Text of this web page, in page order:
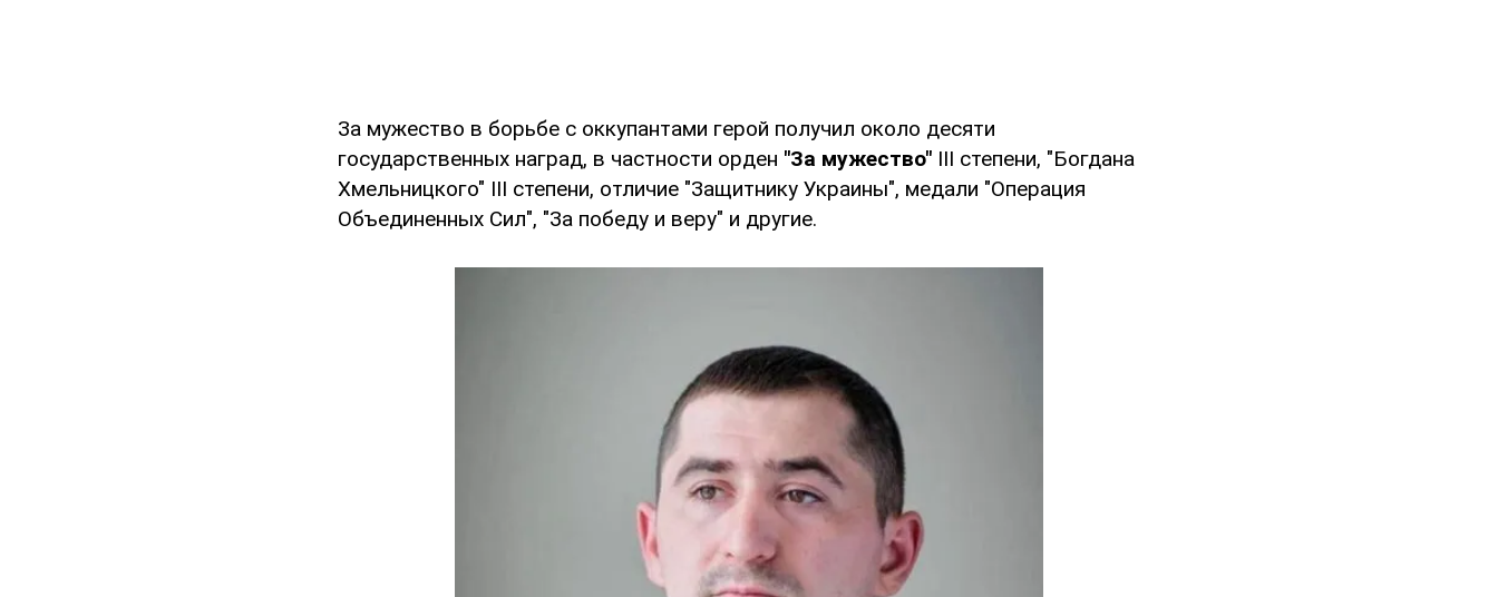
За мужество в борьбе с оккупантами герой получил около десяти
государственных наград, в частности орден "За мужество" III степени, "Богдана
Хмельницкого" III степени, отличие "Защитнику Украины", медали "Операция
Объединенных Сил", "За победу и веру" и другие.